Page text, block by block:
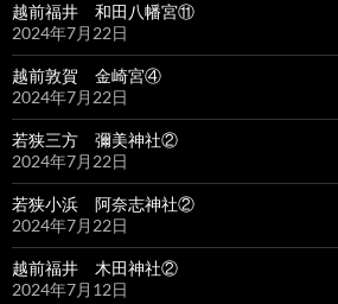
越前福井 和田八幡宮⑪
2024年7月22日
越前敦賀 金崎宮④
2024年7月22日
若狭三方 彌美神社②
2024年7月22日
若狭小浜 阿奈志神社②
2024年7月22日
越前福井 木田神社②
2024年7月12日